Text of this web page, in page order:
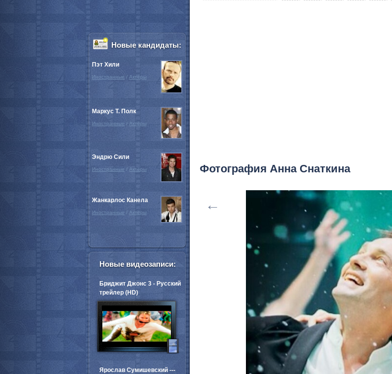
Фотография Анна Снаткина
←
Новые кандидаты:
Пэт Хили
Иностранные / Актёры
Маркус Т. Полк
Иностранные / Актёры
Эндрю Сили
Иностранные / Актёры
Жанкарлос Канела
Иностранные / Актёры
Новые видеозаписи:
Бриджит Джонс 3 - Русский
трейлер (HD)
Ярослав Сумишевский ---